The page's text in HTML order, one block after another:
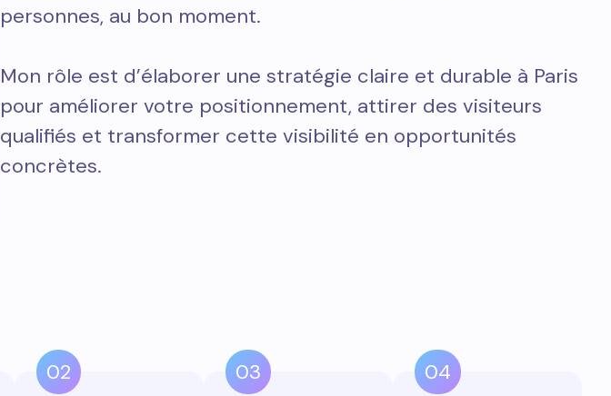
personnes, au bon moment.
Mon rôle est d’élaborer une stratégie claire et durable à Paris
pour améliorer votre positionnement, attirer des visiteurs
qualifiés et transformer cette visibilité en opportunités
concrètes.
02 03 04